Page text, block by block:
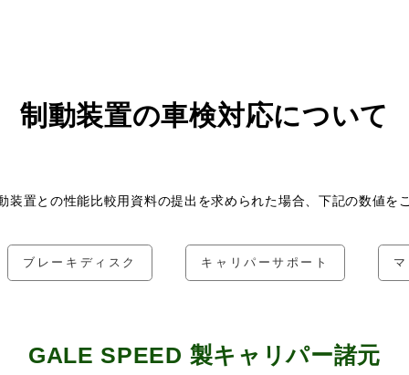
制動装置の車検対応について
装置との性能比較用資料の提出を求められた場合、下記の数値を
ブレーキディスク キャリパーサポート
GALE SPEED 製キャリパー諸元